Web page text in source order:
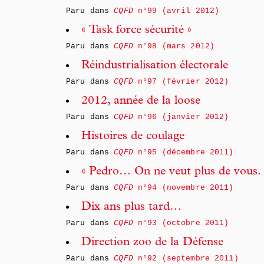
Paru dansCQFDn°99 (avril 2012)
« Task force sécurité »
Paru dansCQFDn°98 (mars 2012)
Réindustrialisation électorale
Paru dansCQFDn°97 (février 2012)
2012, année de la loose
Paru dansCQFDn°96 (janvier 2012)
Histoires de coulage
Paru dansCQFDn°95 (décembre 2011)
« Pedro… On ne veut plus de vous.
Paru dansCQFDn°94 (novembre 2011)
Dix ans plus tard…
Paru dansCQFDn°93 (octobre 2011)
Direction zoo de la Défense
Paru dansCQFDn°92 (septembre 2011)